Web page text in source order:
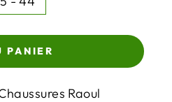
PANIER
Raoul